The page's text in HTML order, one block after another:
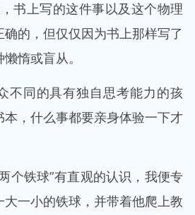
书上写的这件事以及这个物理
的，但仅仅因为书上那样写了
惰或盲从。
不同的具有独自思考能力的孩
，什么事都要亲身体验一下才
个铁球”有直观的认识，我便专
一小的铁球，并带着他爬上教